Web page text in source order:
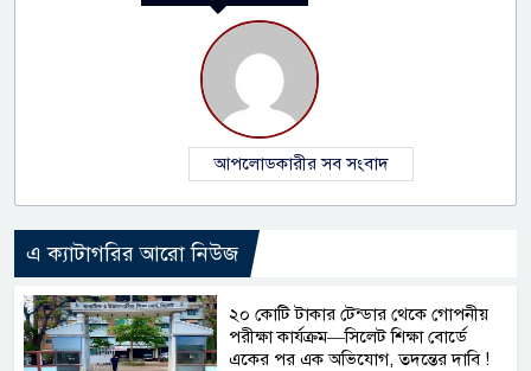
আপলোডকারীর সব সংবাদ
এ ক্যাটাগরির আরো নিউজ
২০ কোটি টাকার টেন্ডার থেকে গোপনীয়
পরীক্ষা কার্যক্রম—সিলেট শিক্ষা বোর্ডে
একের পর এক অভিযোগ, তদন্তের দাবি !